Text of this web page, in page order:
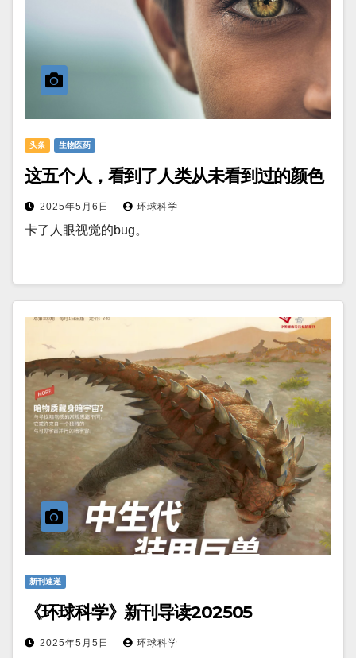
头条 生物医药
这五个人，看到了人类从未看到过的颜色
2025年5月6日 环球科学
卡了人眼视觉的bug。
新刊速递
《环球科学》新刊导读202505
2025年5月5日 环球科学